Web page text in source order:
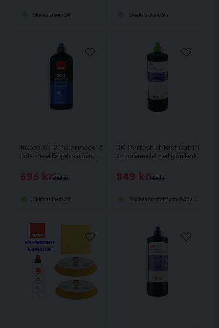
Skickas inom 24h Skickas inom 24h
Rupes XC-2 Polermedel f. Gelcoat 1KG
Polermedel för gelcoat från Rupes. Efterträdaren till XC-1
789 kr
695 kr
Skickas inom 24h
3M Perfect-It Fast Cut Plus
3m polermedel med grön kork.
895 kr
849 kr
Skickas normalt inom 1-3 dagar